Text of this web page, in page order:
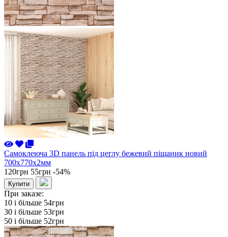
Самоклеюча 3D панель під цеглу бежевий піщаник новий
700x770x2мм
120грн 55грн -54%
Купити
При заказе:
10 i більше 54грн
30 i більше 53грн
50 i більше 52грн